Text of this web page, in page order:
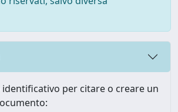
per citare o creare un